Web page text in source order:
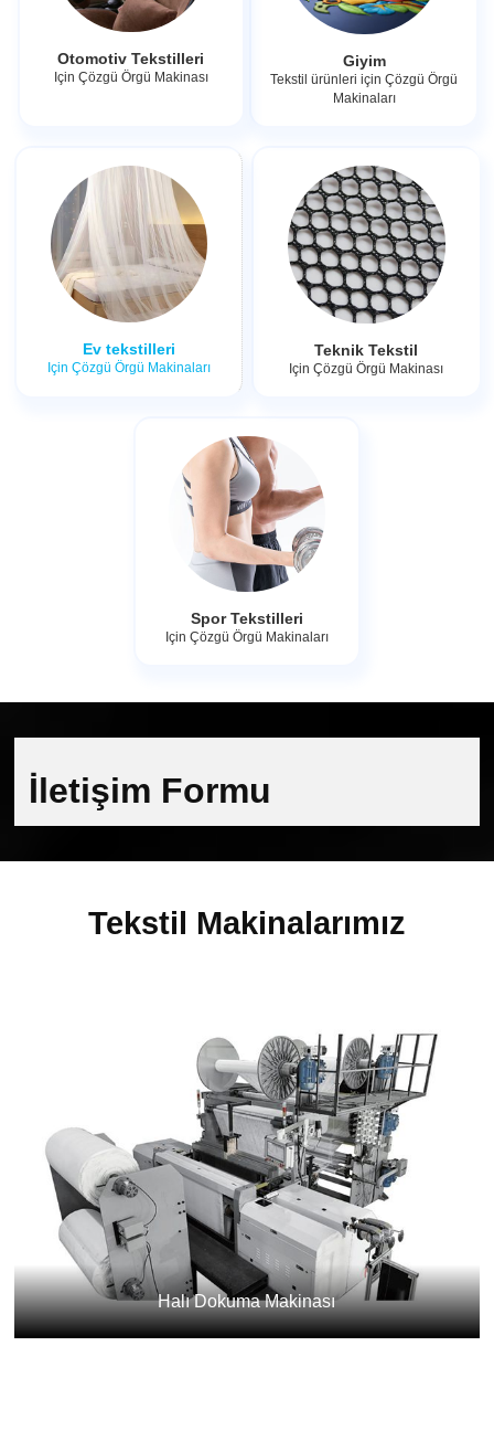
Otomotiv Tekstilleri
Için Çözgü Örgü Makinası
Giyim
Tekstil ürünleri için Çözgü Örgü
Makinaları
Ev tekstilleri
Için Çözgü Örgü Makinaları
Teknik Tekstil
Için Çözgü Örgü Makinası
Spor Tekstilleri
Için Çözgü Örgü Makinaları
İletişim Formu
Tekstil Makinalarımız
Halı Dokuma Makinası